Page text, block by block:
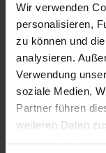
Wir verwenden
personalisieren,
zu können und
analysieren.
Verwendung
soziale Medien,
Partner führen
weiteren Daten
Es fehlt das
Neue Tools und
sauber in die
Systeme sind
Zwischen
überbrückt.